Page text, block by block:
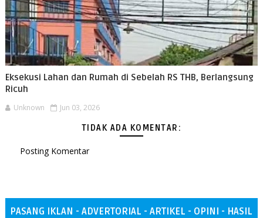
Eksekusi Lahan dan Rumah di Sebelah RS THB, Berlangsung
Ricuh
Unknown Jun 03, 2026
TIDAK ADA KOMENTAR:
Posting Komentar
PASANG IKLAN - ADVERTORIAL - ARTIKEL - OPINI - HASIL